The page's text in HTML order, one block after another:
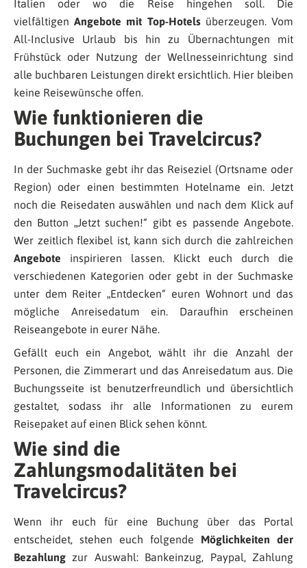
Italien oder wo die Reise hingehen soll. Die
vielfältigenAngebote mit Top-Hotelsüberzeugen. Vom
All-Inclusive Urlaub bis hin zu Übernachtungen mit
Frühstück oder Nutzung der Wellnesseinrichtung sind
alle buchbaren Leistungen direkt ersichtlich. Hier bleiben
keine Reisewünsche offen.
Wie funktionieren die
Buchungen bei Travelcircus?
In der Suchmaske gebt ihr das Reiseziel (Ortsname oder
Region) oder einen bestimmten Hotelname ein. Jetzt
noch die Reisedaten auswählen und nach dem Klick auf
den Button „Jetzt suchen!“ gibt es passende Angebote.
Wer zeitlich flexibel ist, kann sich durch die zahlreichen
Angebote inspirieren lassen. Klickt euch durch die
verschiedenen Kategorien oder gebt in der Suchmaske
unter dem Reiter „Entdecken“ euren Wohnort und das
mögliche Anreisedatum ein. Daraufhin erscheinen
Reiseangebote in eurer Nähe.
Gefällt euch ein Angebot, wählt ihr die Anzahl der
Personen, die Zimmerart und das Anreisedatum aus. Die
Buchungsseite ist benutzerfreundlich und übersichtlich
gestaltet, sodass ihr alle Informationen zu eurem
Reisepaket auf einen Blick sehen könnt.
Wie sind die
Zahlungsmodalitäten bei
Travelcircus?
Wenn ihr euch für eine Buchung über das Portal
entscheidet, stehen euch folgende Möglichkeiten der
Bezahlung zur Auswahl: Bankeinzug, Paypal, Zahlung